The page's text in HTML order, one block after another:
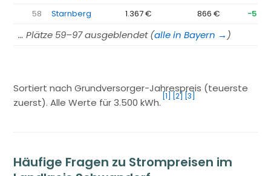
58
Starnberg 1.367 € 866 € −501
… Plätze 59–97 ausgeblendet (alle in Bayern → )
Sortiert nach Grundversorger-Jahrespreis (teuerste
zuerst). Alle Werte für 3.500 kWh.
[1] [2] [3]
Häufige Fragen zu Strompreisen im